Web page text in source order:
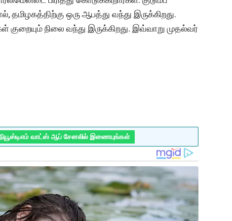
தமிழகத்திற்கு ஒரு ஆபத்து வந்து இருக்கிறது.
குறையும் நிலை வந்து இருக்கிறது. இவ்வாறு முதல்வர்
வாட்ஸ் ஆப் சேனலில் இணையுங்கள்